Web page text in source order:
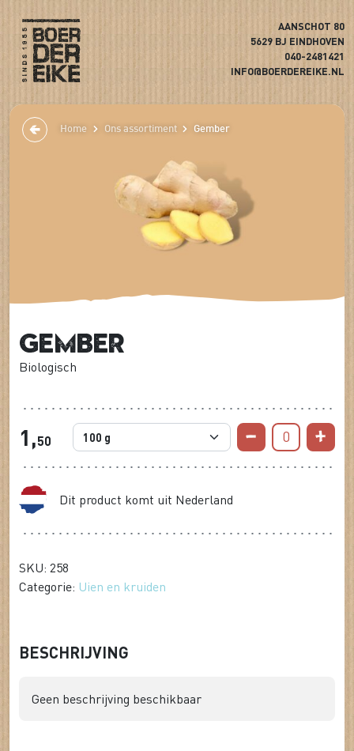
AANSCHOT 80
5629 BJ EINDHOVEN
040-2481421
INFO@BOERDEREIKE.NL
Home Ons assortiment Gember
Gember
Biologisch
1,50 0
Dit product komt uit Nederland
SKU: 258
Categorie: Uien en kruiden
BESCHRIJVING
Geen beschrijving beschikbaar